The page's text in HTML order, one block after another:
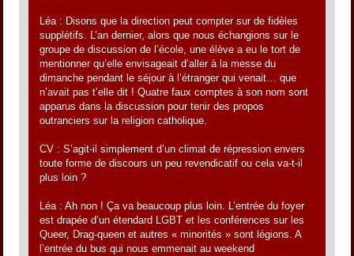
Léa : Disons que la direction peut compter sur de fidèles
supplétifs. L’an dernier, alors que nous échangions sur le
groupe de discussion de l’école, une élève a eu le tort de
mentionner qu’elle envisageait d’aller à la messe du
dimanche pendant le séjour à l’étranger qui venait… que
n’avait pas t’elle dit ! Quatre faux comptes à son nom sont
apparus dans la discussion pour tenir des propos
outranciers sur la religion catholique.
CV : S’agit-il simplement d’un climat de répression envers
toute forme de discours un peu revendicatif ou cela va-t-il
plus loin ?
Léa : Ah non ! Ça va beaucoup plus loin. L’entrée du foyer
est drapée d’un étendard LGBT et les conférences sur les
Queer, Drag-queen et autres « minorités » sont légions. A
l’entrée du bus qui nous emmenait au weekend